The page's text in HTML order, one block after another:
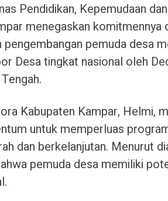
Pendidikan, Kepemudaan
menegaskan
pengembangan pemuda desa
Desa tingkat nasional oleh
Kabupaten Kampar, Helmi,
untuk memperluas
dan berkelanjutan. Menurut
pemuda desa memiliki